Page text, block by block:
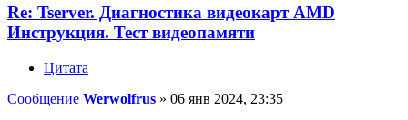
Re: Tserver. Диагностика видеокарт AMD
Инструкция. Тест видеопамяти
Цитата
Сообщение Werwolfrus » 06 янв 2024, 23:35